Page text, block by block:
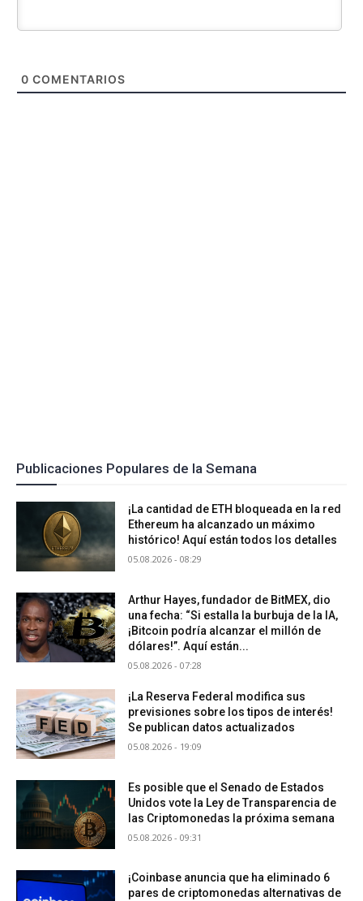
0 COMENTARIOS
Publicaciones Populares de la Semana
¡La cantidad de ETH bloqueada en la red
Ethereum ha alcanzado un máximo
histórico! Aquí están todos los detalles
05.08.2026 - 08:29
Arthur Hayes, fundador de BitMEX, dio
una fecha: “Si estalla la burbuja de la IA,
¡Bitcoin podría alcanzar el millón de
dólares!”. Aquí están...
05.08.2026 - 07:28
¡La Reserva Federal modifica sus
previsiones sobre los tipos de interés!
Se publican datos actualizados
05.08.2026 - 19:09
Es posible que el Senado de Estados
Unidos vote la Ley de Transparencia de
las Criptomonedas la próxima semana
05.08.2026 - 09:31
¡Coinbase anuncia que ha eliminado 6
pares de criptomonedas alternativas de